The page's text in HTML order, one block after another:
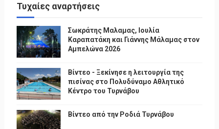
Τυχαίες αναρτήσεις
Σωκράτης Μαλαμας, Ιουλία
Καραπατάκη και Γιάννης Μάλαμας στον
Αμπελώνα 2026
Βίντεο - Ξεκίνησε η λειτουργία της
πισίνας στο Πολυδύναμο Αθλητικό
Κέντρο του Τυρνάβου
Βίντεο από την Ροδιά Τυρνάβου